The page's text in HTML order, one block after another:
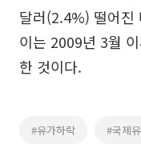
달러(2.4%) 떨어진
이는 2009년 3월
한 것이다.
#유가하락 #국제